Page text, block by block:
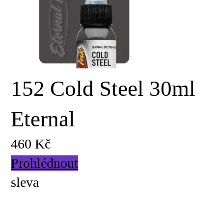
152 Cold Steel 30ml
Eternal
460 Kč
Prohlédnout
sleva